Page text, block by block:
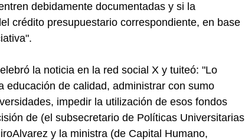
debidamente documentadas y si la
crédito presupuestario correspondiente, en base
la noticia en la red social X y tuiteó: "Lo
educación de calidad, administrar con sumo
impedir la utilización de esos fondos
de (el subsecretario de Políticas Universitarias
y la ministra (de Capital Humano,